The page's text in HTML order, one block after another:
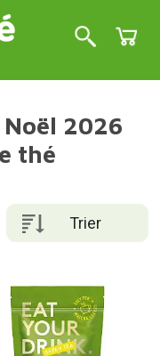
2026
thé
Trier